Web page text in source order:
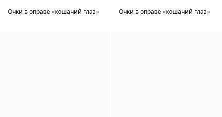
Очки в оправе «кошачий глаз» Очки в оправе «кошачий глаз»